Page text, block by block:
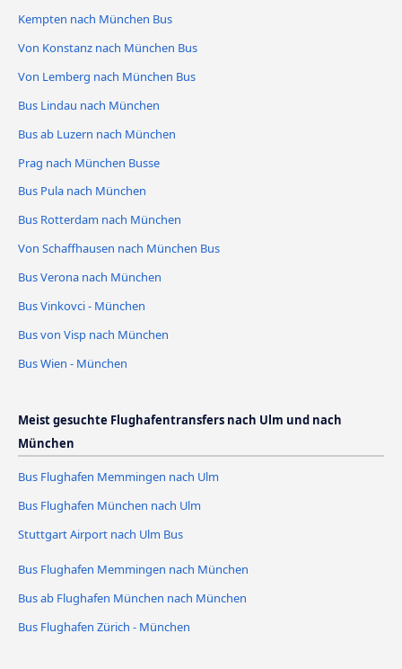
Kempten nach München Bus
Von Konstanz nach München Bus
Von Lemberg nach München Bus
Bus Lindau nach München
Bus ab Luzern nach München
Prag nach München Busse
Bus Pula nach München
Bus Rotterdam nach München
Von Schaffhausen nach München Bus
Bus Verona nach München
Bus Vinkovci - München
Bus von Visp nach München
Bus Wien - München
Meist gesuchte Flughafentransfers nach Ulm und nach
München
Bus Flughafen Memmingen nach Ulm
Bus Flughafen München nach Ulm
Stuttgart Airport nach Ulm Bus
Bus Flughafen Memmingen nach München
Bus ab Flughafen München nach München
Bus Flughafen Zürich - München